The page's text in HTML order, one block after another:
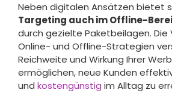
Neben digitalen Ansätzen bietet
Targeting auch im Offline-
durch gezielte Paketbeilagen. Die
Online- und Offline-Strategien
Reichweite und Wirkung Ihrer
ermöglichen, neue Kunden
und kostengünstig im Alltag zu